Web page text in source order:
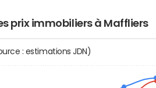
prix immobiliers à Maffliers
au m2 (source : estimations JDN)